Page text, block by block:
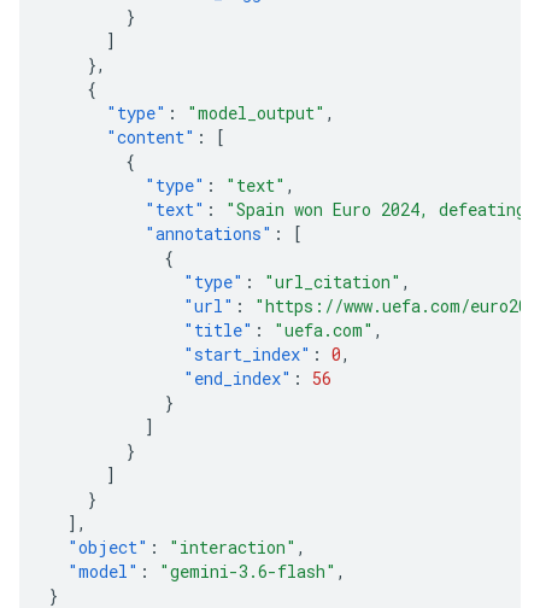
}
]
},
{
"type" : "model_output" ,
"content" :
[
{
"type" : "text" ,
"text" :
"Spain won Euro 2024,
"annotations" :
[
{
"type" : "url_citation" ,
"url" :
"https://www.uefa.com/
"title" : "uefa.com" ,
"start_index" : 0,
"end_index" :
56
}
]
}
]
}
],
"object" : "interaction" ,
"model" : "gemini-3.6-flash" ,
}